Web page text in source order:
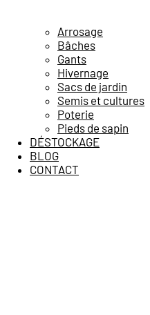
Arrosage
Bâches
Gants
Hivernage
Sacs de jardin
Semis et cultures
Poterie
Pieds de sapin
DÉSTOCKAGE
BLOG
CONTACT